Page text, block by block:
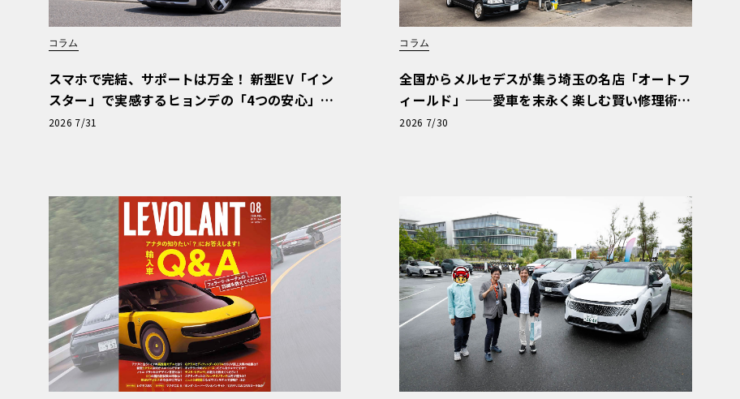
コラム
スマホで完結、サポートは万全！ 新型EV「イン
スター」で実感するヒョンデの「4つの安心」
【第1回・ヒョンデ6つの疑問：Why? Hyunda
2026 7/31
コラム
全国からメルセデスが集う埼玉の名店「オートフ
ィールド」──愛車を末永く楽しむ賢い修理術
と、プロがフックス製オイルを選ぶ理由〈PR〉
2026 7/30